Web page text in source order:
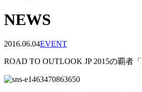
NEWS
2016.06.04EVENT
ROAD TO OUTLOOK JP 2015の覇者